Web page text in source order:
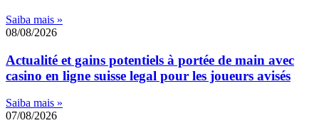
Saiba mais »
08/08/2026
Actualité et gains potentiels à portée de main avec
casino en ligne suisse legal pour les joueurs avisés
Saiba mais »
07/08/2026